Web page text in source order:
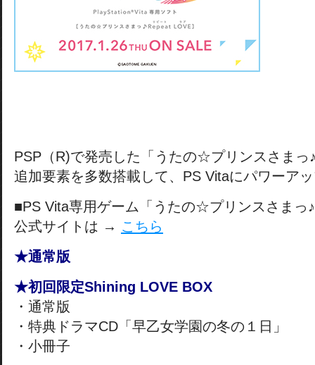
PSP（R)で発売した「うたの☆プリンスさまっ
追加要素を多数搭載して、PS Vitaにパワーア
■PS Vita専用ゲーム「うたの☆プリンスさまっ
公式サイトは → こちら
★通常版
★初回限定Shining LOVE BOX
・通常版
・特典ドラマCD「早乙女学園の冬の１日」
・小冊子